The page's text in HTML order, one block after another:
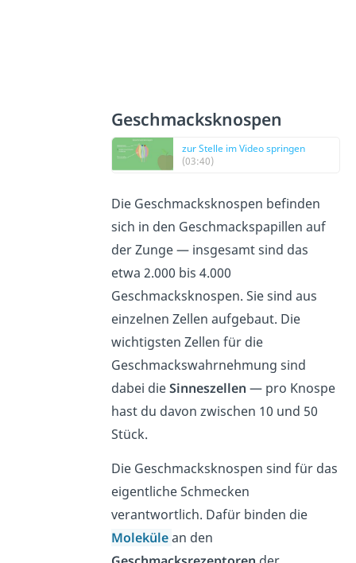
Geschmacksknospen
zur Stelle im Video springen
(03:40)
Die Geschmacksknospen befinden
sich in den Geschmackspapillen auf
der Zunge — insgesamt sind das
etwa 2.000 bis 4.000
Geschmacksknospen. Sie sind aus
einzelnen Zellen aufgebaut. Die
wichtigsten Zellen für die
Geschmackswahrnehmung sind
dabei dieSinneszellen — pro Knospe
hast du davon zwischen 10 und 50
Stück.
Die Geschmacksknospen sind für das
eigentliche Schmecken
verantwortlich. Dafür binden die
Molekülean den